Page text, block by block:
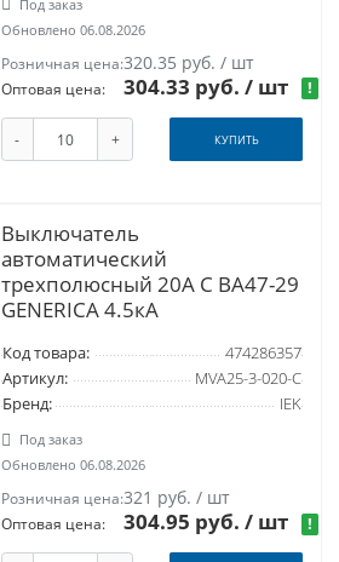
Под заказ
Обновлено 06.08.2026
Розничная цена:320.35 руб. / шт
Оптовая цена: 304.33 руб./ шт !
- + КУПИТЬ
Выключатель
автоматический
трехполюсный 20А C ВА47-29
GENERICA 4.5кА
Код товара:
474286357
Артикул:
MVA25-3-020-C
Бренд:
IEK
Под заказ
Обновлено 06.08.2026
Розничная цена:321 руб. / шт
Оптовая цена: 304.95 руб./ шт !